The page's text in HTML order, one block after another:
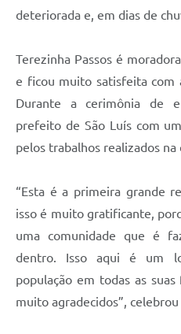
deteriorada e, em dias de
Terezinha Passos é
e ficou muito satisfeita com
Durante a cerimônia de
prefeito de São Luís com
pelos trabalhos realizados na
“Esta é a primeira grande
isso é muito gratificante,
uma comunidade que é
dentro. Isso aqui é um
população em todas as
muito agradecidos”, celebrou